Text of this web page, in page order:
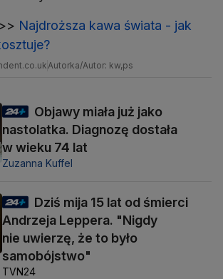
Najdroższa kawa świata - jak
Autorka/Autor: kw,ps
Objawy miała już jako
nastolatka. Diagnozę dostała
w wieku 74 lat
Zuzanna Kuffel
Dziś mija 15 lat od śmierci
Andrzeja Leppera. "Nigdy
nie uwierzę, że to było
samobójstwo"
TVN24